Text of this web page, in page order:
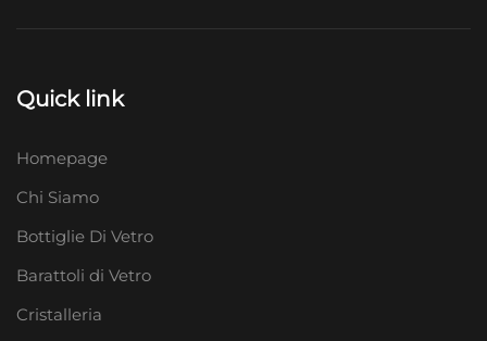
Quick link
Homepage
Chi Siamo
Bottiglie Di Vetro
Barattoli di Vetro
Cristalleria